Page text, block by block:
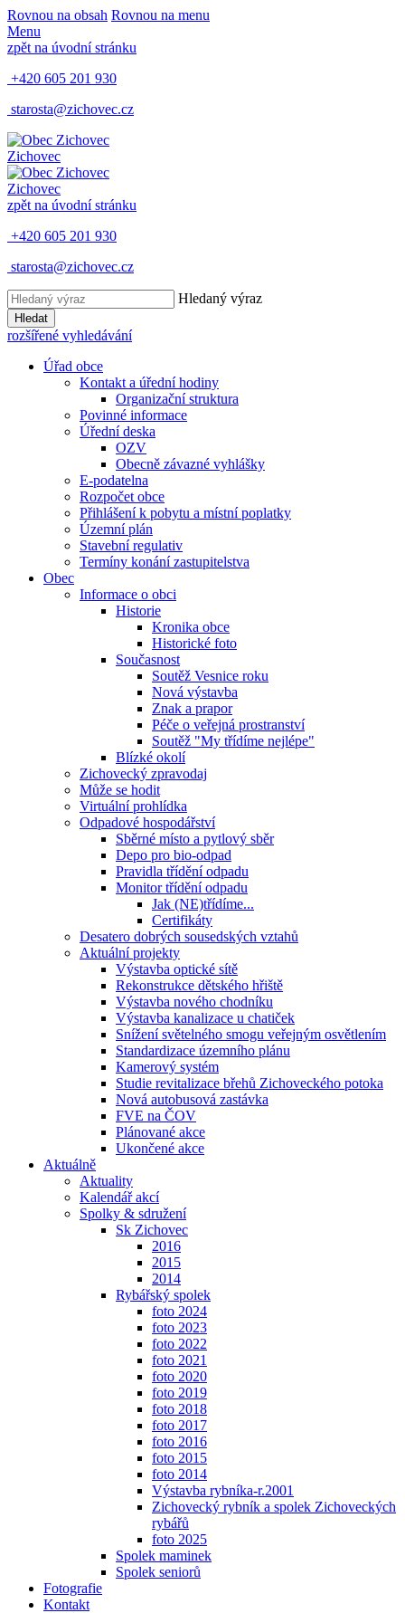
Rovnou na obsah Rovnou na menu
Menu
zpět na úvodní stránku
+420 605 201 930
starosta@zichovec.cz
Zichovec
Zichovec
zpět na úvodní stránku
+420 605 201 930
starosta@zichovec.cz
Hledaný výraz
Hledat
rozšířené vyhledávání
Úřad obce
Kontakt a úřední hodiny
Organizační struktura
Povinné informace
Úřední deska
OZV
Obecně závazné vyhlášky
E-podatelna
Rozpočet obce
Přihlášení k pobytu a místní poplatky
Územní plán
Stavební regulativ
Termíny konání zastupitelstva
Obec
Informace o obci
Historie
Kronika obce
Historické foto
Současnost
Soutěž Vesnice roku
Nová výstavba
Znak a prapor
Péče o veřejná prostranství
Soutěž "My třídíme nejlépe"
Blízké okolí
Zichovecký zpravodaj
Může se hodit
Virtuální prohlídka
Odpadové hospodářství
Sběrné místo a pytlový sběr
Depo pro bio-odpad
Pravidla třídění odpadu
Monitor třídění odpadu
Jak (NE)třídíme...
Certifikáty
Desatero dobrých sousedských vztahů
Aktuální projekty
Výstavba optické sítě
Rekonstrukce dětského hřiště
Výstavba nového chodníku
Výstavba kanalizace u chatiček
Snížení světelného smogu veřejným osvětlením
Standardizace územního plánu
Kamerový systém
Studie revitalizace břehů Zichoveckého potoka
Nová autobusová zastávka
FVE na ČOV
Plánované akce
Ukončené akce
Aktuálně
Aktuality
Kalendář akcí
Spolky & sdružení
Sk Zichovec
2016
2015
2014
Rybářský spolek
foto 2024
foto 2023
foto 2022
foto 2021
foto 2020
foto 2019
foto 2018
foto 2017
foto 2016
foto 2015
foto 2014
Výstavba rybníka-r.2001
Zichovecký rybník a spolek Zichoveckých
rybářů
foto 2025
Spolek maminek
Spolek seniorů
Fotografie
Kontakt